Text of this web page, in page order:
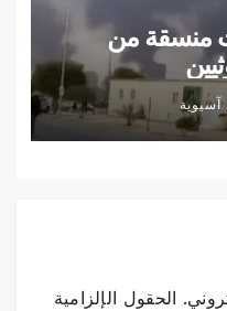
منسقة من
الحقول الإلزامية